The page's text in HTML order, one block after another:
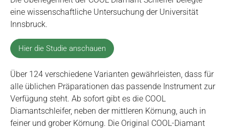
eine wissenschaftliche Untersuchung der Universität
Innsbruck.
Hier die Studie anschauen
Über 124 verschiedene Varianten gewährleisten, dass für
alle üblichen Präparationen das passende Instrument zur
Verfügung steht. Ab sofort gibt es die COOL
Diamantschleifer, neben der mittleren Körnung, auch in
feiner und grober Körnung. Die Original COOL-Diamant